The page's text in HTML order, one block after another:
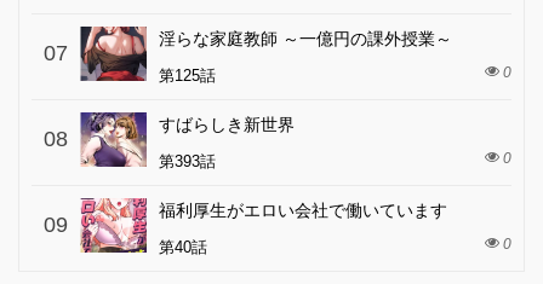
07
淫らな家庭教師 ～一億円の課外授業～
第125話 0
08
すばらしき新世界
第393話 0
09
福利厚生がエロい会社で働いています
第40話 0